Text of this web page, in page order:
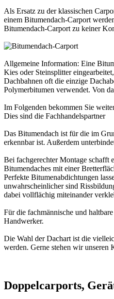
Als Ersatz zu der klassischen
einem Bitumendach-Carport
Bitumendach-Carport zu keiner
Allgemeine Information: Eine
Kies oder Steinsplitter
Dachbahnen oft die einzige
Polymerbitumen verwendet. Von
Im Folgenden bekommen Sie
Dies sind die Fachhandelspartner
Das Bitumendach ist für die im
erkennbar ist. Außerdem
Bei fachgerechter Montage schafft
Bitumendaches mit einer
Perfekte Bitumenabdichtungen
unwahrscheinlicher sind
dabei vollflächig miteinander
Für die fachmännische und
Handwerker.
Die Wahl der Dachart ist die
werden. Gerne stehen wir unseren
Doppelcarports,